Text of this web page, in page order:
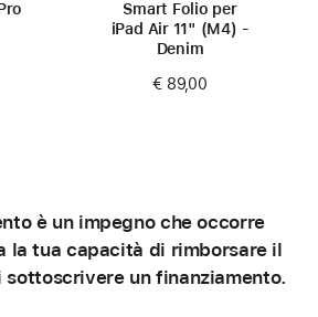
Smart Folio per
iPad Air 11" (M4) -
Denim
€ 89,00
è un impegno che occorre
la tua capacità di rimborsare il
un finanziamento.